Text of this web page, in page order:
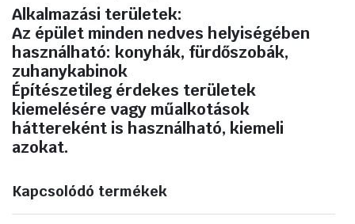
Alkalmazási területek:
Az épület minden nedves helyiségében
használható: konyhák, fürdőszobák,
zuhanykabinok
Építészetileg érdekes területek
kiemelésére vagy műalkotások
háttereként is használható, kiemeli
azokat.
Kapcsolódó termékek